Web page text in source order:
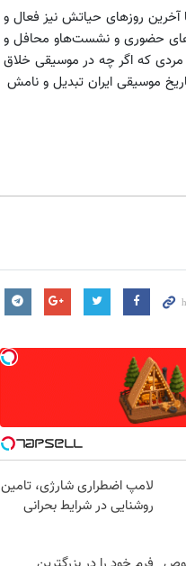
آخرین روزهای حیاتش نیز فعال و
حضوری و نشست‌هاو محافل و
که اگر چه در موسیقی خلاق
موسیقی ایران تبدیل و نامش
لامپ اضطراری شارژی، تامین
روشنایی در شرایط بحرانی